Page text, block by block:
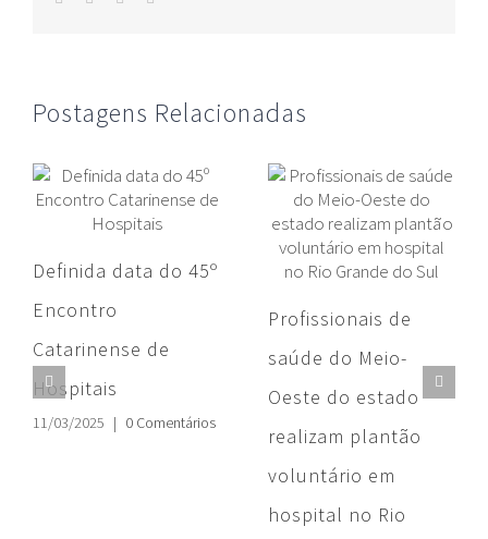
Postagens Relacionadas
Definida data do 45º
Encontro
Catarinense de
Hospitais
11/03/2025 | 0 Comentários
Profissionais de
saúde do Meio-
Oeste do estado
realizam plantão
voluntário em
hospital no Rio